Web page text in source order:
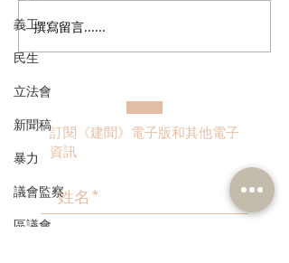
義工
民生
立法會
新聞稿
暴力
議會監察
區議會
港區全國人大代表團考察
安徽涇縣，調研紅色文化
撰寫留言......
訂閱《建聞》電子版和其他電子
資訊